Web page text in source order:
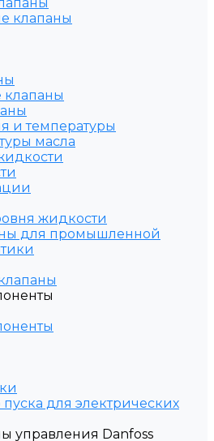
клапаны
клапаны
и температуры
масла
жидкости
для промышленной
пуска для электрических
управления Danfoss